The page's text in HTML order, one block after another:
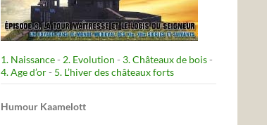
1. Naissance- 2. Evolution - 3. Châteaux de bois-
4. Age d’or- 5. L’hiver des châteaux forts
Humour Kaamelott